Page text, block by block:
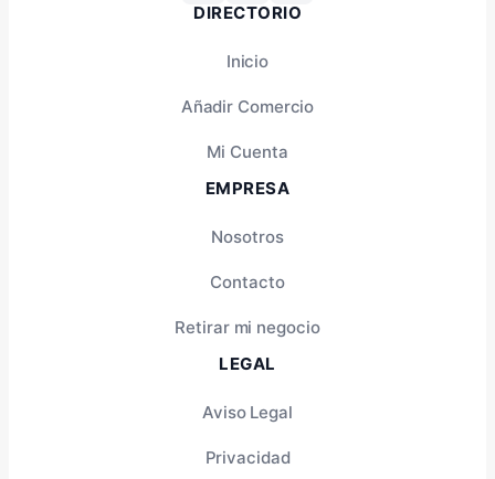
DIRECTORIO
Inicio
Añadir Comercio
Mi Cuenta
EMPRESA
Nosotros
Contacto
Retirar mi negocio
LEGAL
Aviso Legal
Privacidad